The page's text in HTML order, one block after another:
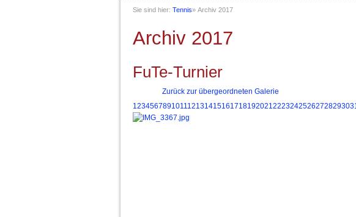
Sie sind hier: Tennis» Archiv 2017
Archiv 2017
FuTe-Turnier
Zurück zur übergeordneten Galerie
123456789101112131415161718192021222324252627282930